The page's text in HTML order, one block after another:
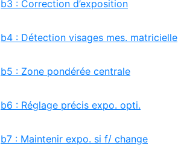
b3 : Correction d’exposition
b4 : Détection visages mes. matricielle
b5 : Zone pondérée centrale
b6 : Réglage précis expo. opti.
b7 : Maintenir expo. si f/ change